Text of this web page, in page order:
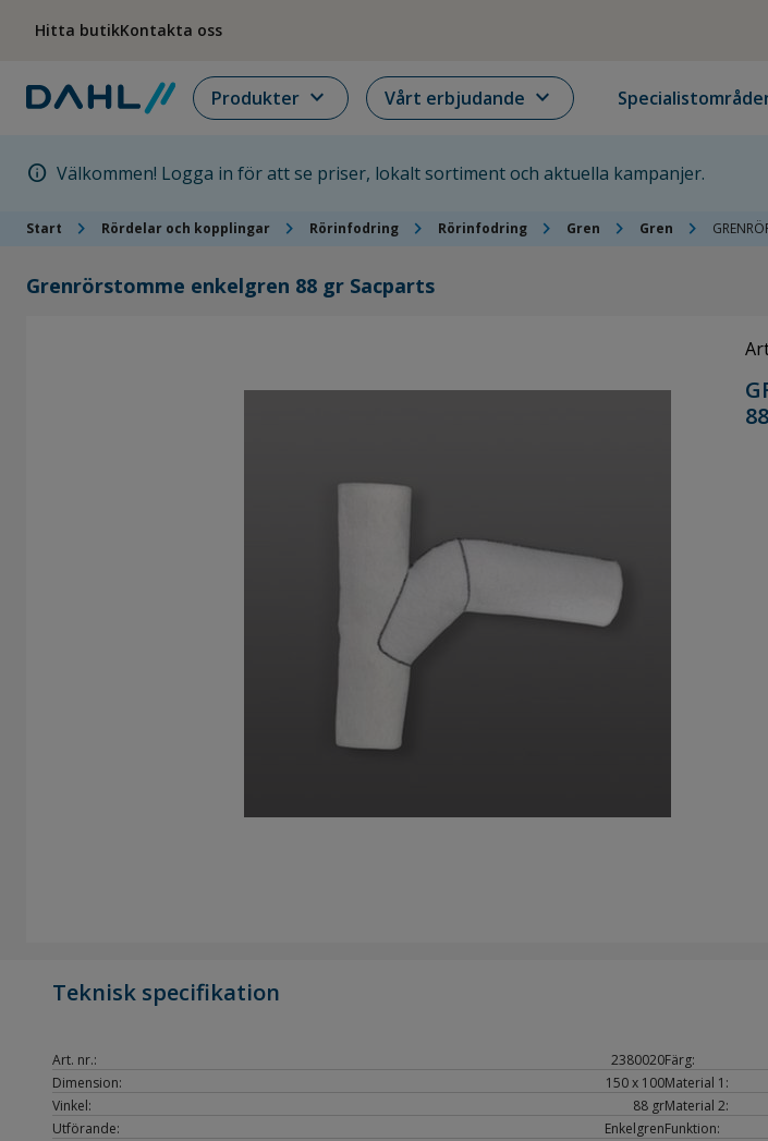
Hitta butikKontakta oss
Produkter expand_more Vårt erbjudande expand_more
info Välkommen! Logga in för att se priser, lokalt sortiment och aktuella kampanjer.
Start chevron_right Rördelar och kopplingar chevron_right Rörinfodring chevron_right Rörinfodring chevron_right Gren chevron_right Gren chevron_right
Grenrörstomme enkelgren 88 gr Sacparts
Teknisk specifikation
Art. nr.:
2380020
Dimension:
150 x 100
Vinkel:
88 gr
Utförande:
Enkelgren
Färg:
Material 1:
Material 2:
Funktion: